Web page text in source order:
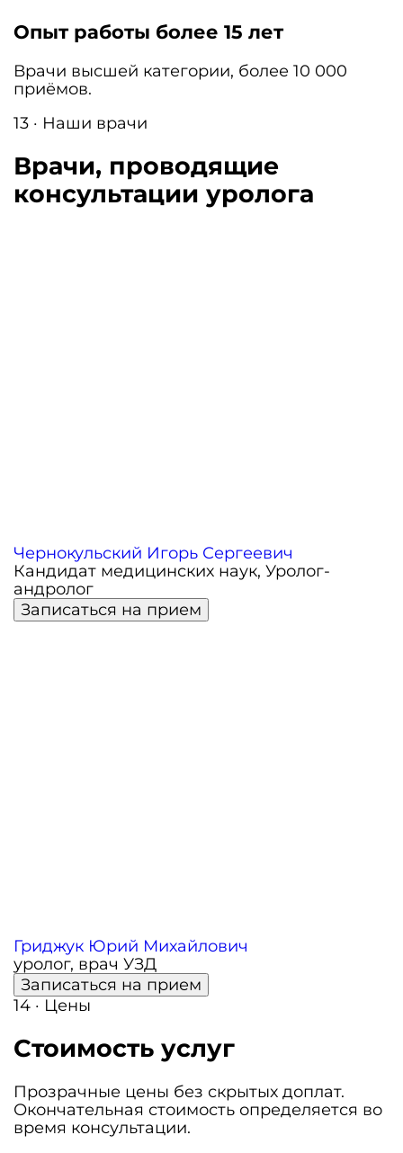
Опыт работы более 15 лет
Врачи высшей категории, более 10 000
приёмов.
13 · Наши врачи
Врачи, проводящие
консультации уролога
Чернокульский Игорь Сергеевич
Кандидат медицинских наук, Уролог-
андролог
Записаться на прием
Гриджук Юрий Михайлович
уролог, врач УЗД
Записаться на прием
14 · Цены
Стоимость услуг
Прозрачные цены без скрытых доплат.
Окончательная стоимость определяется во
время консультации.